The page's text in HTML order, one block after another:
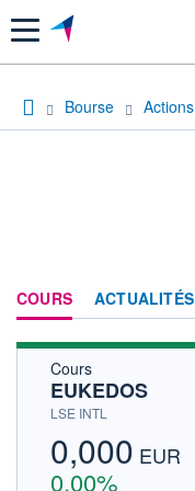
Menu
Bourse Actions
COURS ACTUALITÉS
Cours
EUKEDOS
LSE INTL
0,000 EUR
0,00%